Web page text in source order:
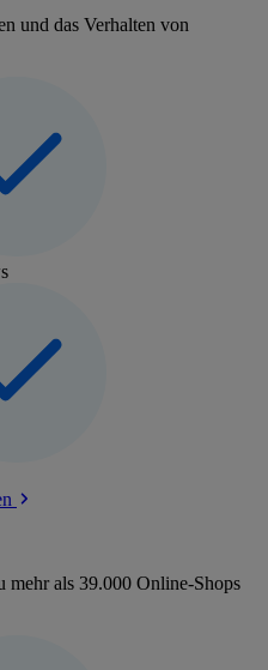
und das Verhalten von
als 39.000 Online-Shops